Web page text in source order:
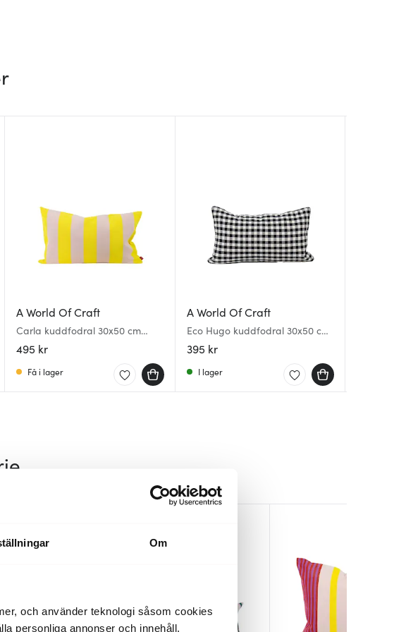
Om
och använder teknologi såsom cookies
personliga annonser och innehåll,
A World Of Craft
Carla kuddfodral 30x50 cm
gul/ljusrosa
495 kr
Få i lager
A World Of Craft
Eco Hugo kuddfodral 30x50 cm
svart/vit
395 kr
I lager